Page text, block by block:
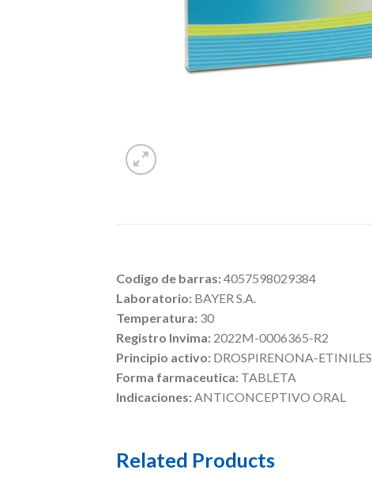
Codigo de barras:4057598029384
Laboratorio: BAYER S.A.
Temperatura: 30
Registro Invima: 2022M-0006365-R2
Principio activo: DROSPIRENONA-
Forma farmaceutica: TABLETA
Indicaciones:ANTICONCEPTIVO ORAL
Related Products